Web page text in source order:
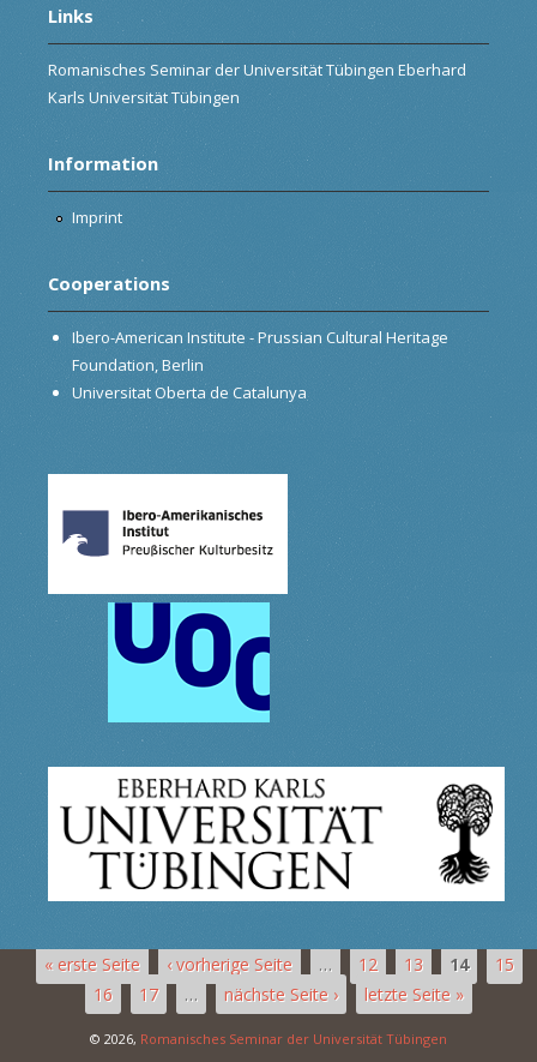
Links
Romanisches Seminar der Universität Tübingen Eberhard
Karls Universität Tübingen
Information
Imprint
Cooperations
Ibero-American Institute - Prussian Cultural Heritage
Foundation, Berlin
Universitat Oberta de Catalunya
« erste Seite ‹ vorherige Seite … 12 13 14
15
16
17 … nächste Seite › letzte Seite »
© 2026, Romanisches Seminar der Universität Tübingen